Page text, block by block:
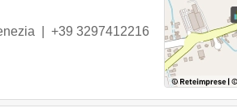
| +39 3297412216